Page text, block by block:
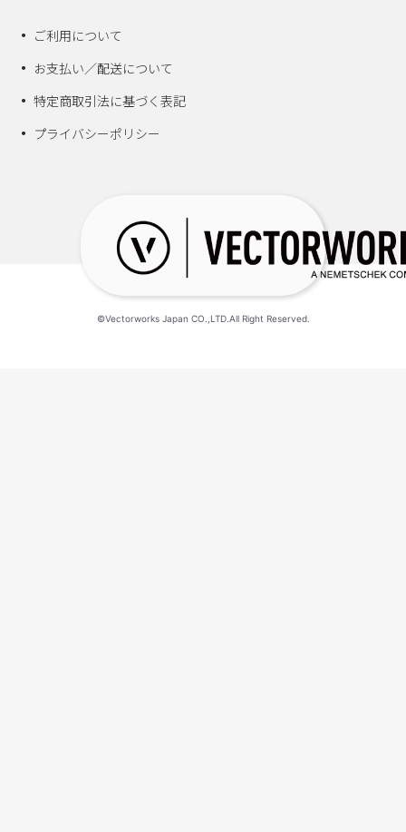
ご利用について
お支払い／配送について
特定商取引法に基づく表記
プライバシーポリシー
©Vectorworks Japan CO.,LTD.All Right Reserved.